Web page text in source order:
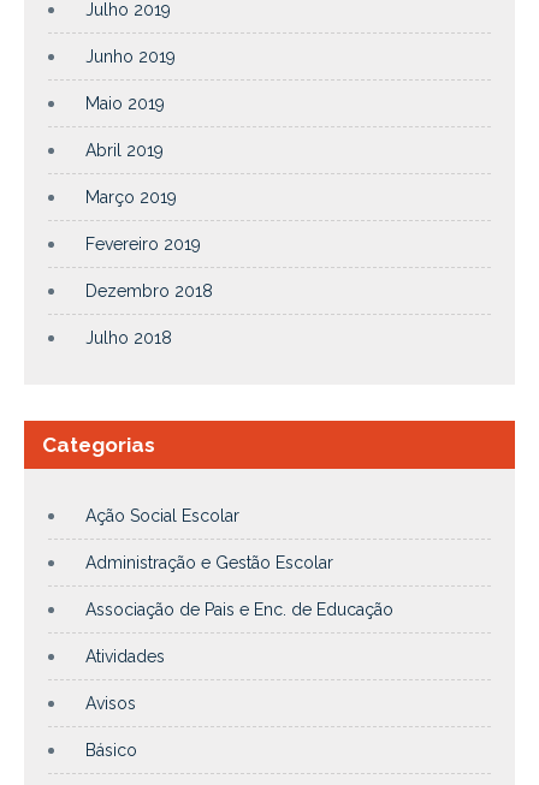
Julho 2019
Junho 2019
Maio 2019
Abril 2019
Março 2019
Fevereiro 2019
Dezembro 2018
Julho 2018
Categorias
Ação Social Escolar
Administração e Gestão Escolar
Associação de Pais e Enc. de Educação
Atividades
Avisos
Básico